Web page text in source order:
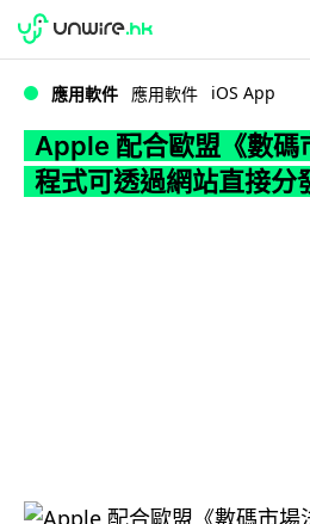
WWDC 2026
應用軟件 應用軟件 iOS App
Apple 配合歐盟《數碼
程式可透過網站直接分